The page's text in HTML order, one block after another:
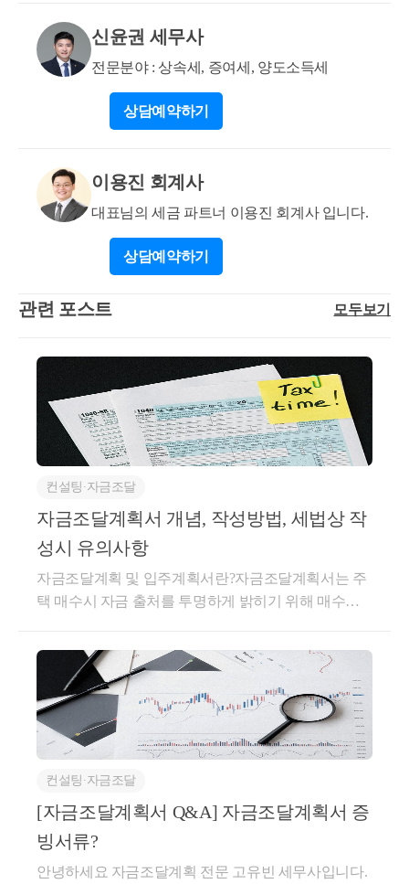
남편에게 필요한 금액을 차입금으로 넣어야 할까요?
그럼 증여로 되나요? 취득세도 괜찮을까요? 1번 질문
에서 말씀드린대로 대출은 함께 상환하면 공동 자금으
원칙이기에 1인이 부담하게 된다면, 증여로 추정될 수
있습니다. 이 부분 역시 별도의 차입관계를 구성하여
다. * 아래는 저희 블로그 관련 포스팅입니다. 참고 부
탁드립니다. 부동산 소명업무 관련 소개 : https://blog.na
ver.com/tax_dawn/223700212472 자금조달계획서 작성
예시 : https://blog.naver.com/tax_dawn/223660822753 자금
조달계획서 작성 : https://blog.naver.com/tax_dawn/223578
ver.com/tax_dawn/223808314518 부동산원 실거래조사
증 관련 : https://blog.naver.com/tax_dawn/223529865844
신윤권 세무사
전문분야 : 상속세, 증여세, 양도소득세
상담예약하기
이용진 회계사
대표님의 세금 파트너 이용진 회계사 입니다.
상담예약하기
관련 포스트 모두보기
컨설팅∙자금조달
자금조달계획서 개념, 작성방법, 세법상 작
성시 유의사항
자금조달계획 및 입주계획서란?자금조달계획서는 주
택 매수시 자금 출처를 투명하게 밝히기 위해 매수인
명의별 얼마를 어떻게 조달하였는지를 상세하게 적게
됩니다.이 문서의 가장 큰 역할은 무엇일까요.아무래
도 부동산 취득시 부모님께 증여세 신고를 안하고 증
여받는 편법증여를 잡기 위한 목적이 크겠죠.사실 해
당 서류는 실거래신고와 함께 관할 시군구청에 제출하
는 것이지만,증여 등 비정상적인 검토 내역이 있다면
세무서로 해당 자료가 넘어가게 됩니다.모든 부동산을
구매한다고 자금조달계획서를 제출하는 것은 아닙니
동산을 구매할 때 자금조달계획서를 제출하게 됩니다.
◆ 대상 :① 투기과열지구 주택가격6억원초과 ② 조정
컨설팅∙자금조달
[자금조달계획서 Q&A] 자금조달계획서 증
빙서류?
안녕하세요 자금조달계획 전문 고유빈 세무사입니다.